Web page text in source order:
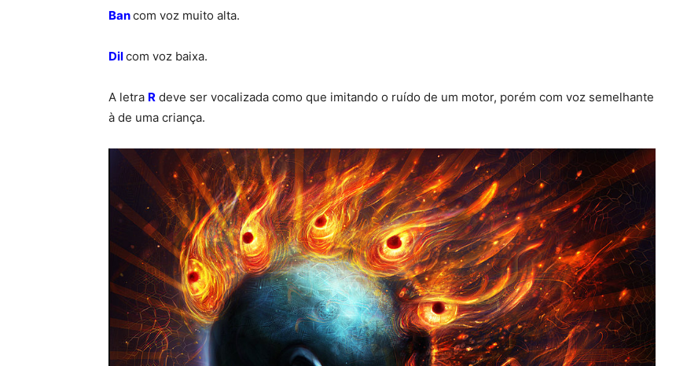
Bancom voz muito alta.
Dilcom voz baixa.
A letra R deve ser vocalizada como que imitando o ruído de um motor, porém com voz semelhante
à de uma criança.